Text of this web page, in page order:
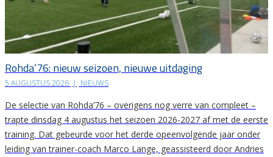
Rohda’76: nieuw seizoen, nieuwe uitdaging
5 AUGUSTUS 2026 | NIEUWS
De selectie van Rohda’76 – overigens nog verre van compleet –
trapte dinsdag 4 augustus het seizoen 2026-2027 af met de eerste
training. Dat gebeurde voor het derde opeenvolgende jaar onder
leiding van trainer-coach Marco Lange, geassisteerd door Andries